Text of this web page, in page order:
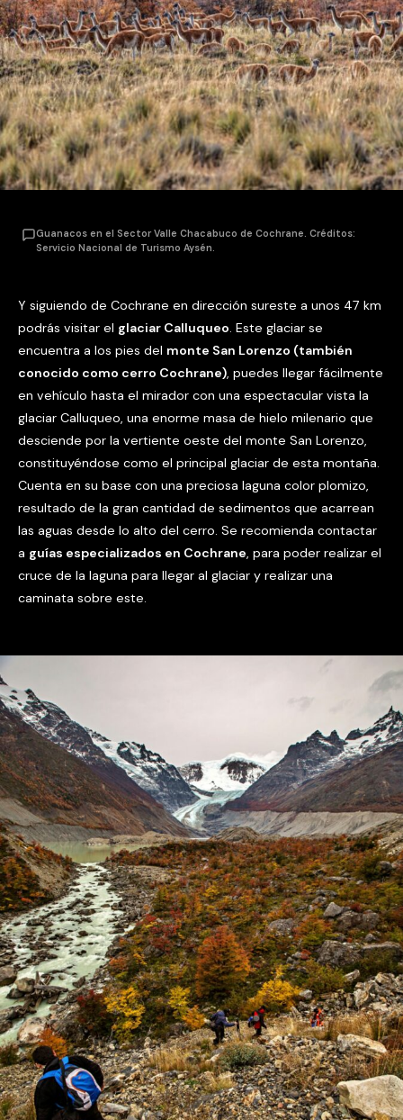
Guanacos en el Sector Valle Chacabuco de Cochrane. Créditos:
Servicio Nacional de Turismo Aysén.
Y siguiendo de Cochrane en dirección sureste a unos 47 km
podrás visitar el glaciar Calluqueo . Este glaciar se
encuentra a los pies del monte San Lorenzo (también
conocido como cerro Cochrane) , puedes llegar fácilmente
en vehículo hasta el mirador con una espectacular vista la
glaciar Calluqueo, una enorme masa de hielo milenario que
desciende por la vertiente oeste del monte San Lorenzo,
constituyéndose como el principal glaciar de esta montaña.
Cuenta en su base con una preciosa laguna color plomizo,
resultado de la gran cantidad de sedimentos que acarrean
las aguas desde lo alto del cerro. Se recomienda contactar
a guías especializados en Cochrane , para poder realizar el
cruce de la laguna para llegar al glaciar y realizar una
caminata sobre este.